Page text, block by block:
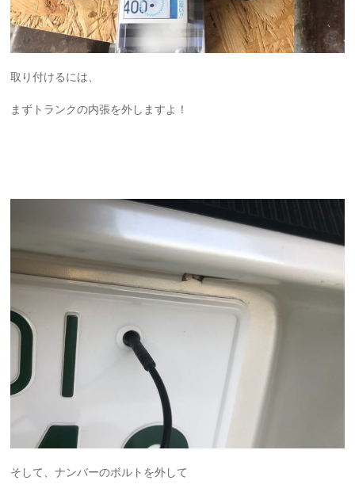
取り付けるには、
まずトランクの内張を外しますよ！
そして、ナンバーのボルトを外して